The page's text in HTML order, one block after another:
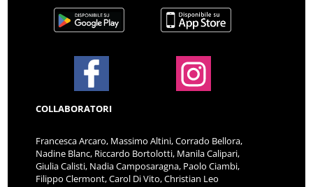
COLLABORATORI
Francesca Arcaro, Massimo Altini, Corrado Bellora,
Nadine Blanc, Riccardo Bortolotti, Manila Calipari,
Giulia Calisti, Nadia Camposaragna, Paolo Ciambi,
Filippo Clermont, Carol Di Vito, Christian Leo